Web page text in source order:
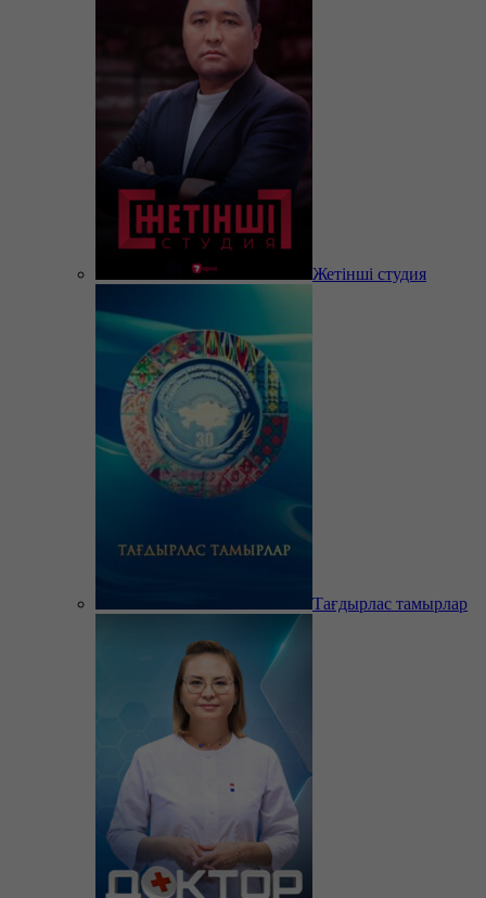
Жетінші студия
Тағдырлас тамырлар